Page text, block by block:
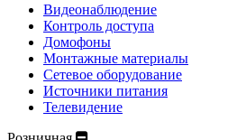
Видеонаблюдение
Контроль доступа
Домофоны
Монтажные материалы
Сетевое оборудование
Источники питания
Телевидение